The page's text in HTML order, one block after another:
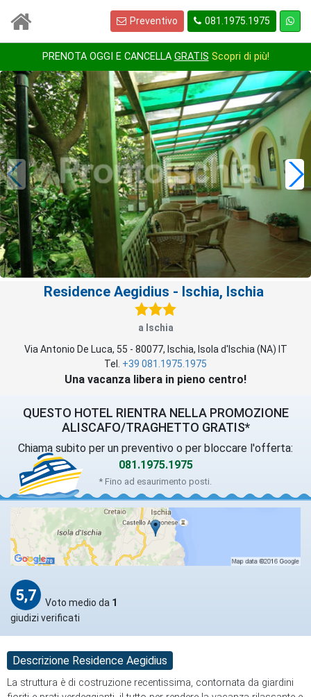
Preventivo 081.1975.1975
PRENOTA OGGI E CANCELLA GRATIS Scopri di più!
1 /18
Residence Aegidius - Ischia, Ischia
a Ischia
Via Antonio De Luca, 55 - 80077, Ischia, Isola d'Ischia (NA) IT
Tel. +39 081.1975.1975
Una vacanza libera in pieno centro!
QUESTO HOTEL RIENTRA NELLA PROMOZIONE
ALISCAFO/TRAGHETTO GRATIS*
Chiama subito per un preventivo o per bloccare l'offerta:
081.1975.1975
* Fino ad esaurimento posti.
5,7 Voto medio da 1
giudizi verificati
Descrizione Residence Aegidius
La struttura è di costruzione recentissima, contornata da giardini